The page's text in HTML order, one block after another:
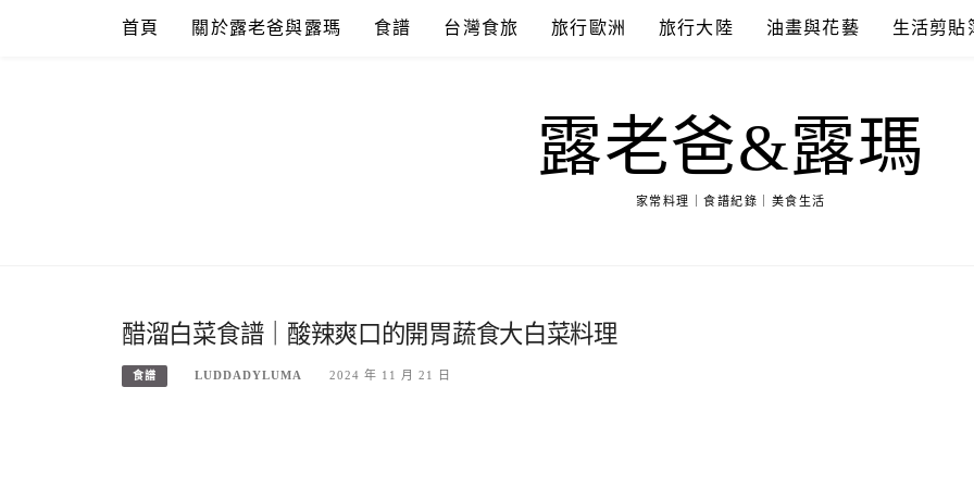
首頁 關於露老爸與露瑪 食譜 台灣食旅 旅行歐洲 旅行大陸 油畫與花藝 生活剪貼
露老爸&露瑪
家常料理｜食譜紀錄｜美食生活
醋溜白菜食譜｜酸辣爽口的開胃蔬食大白菜料理
食譜 LUDDADYLUMA 2024 年 11 月 21 日